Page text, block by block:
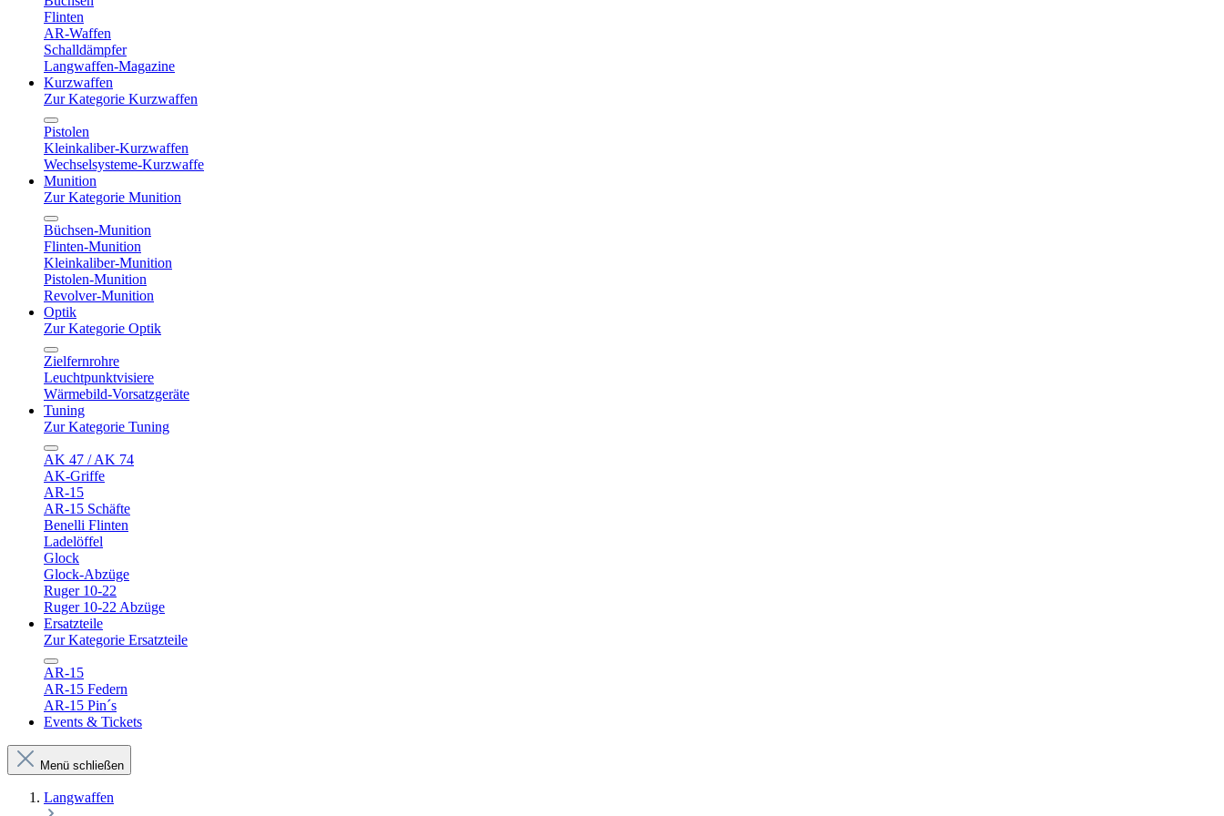
Flinten
AR-Waffen
Schalldämpfer
Langwaffen-Magazine
Kurzwaffen
Zur Kategorie Kurzwaffen
Pistolen
Kleinkaliber-Kurzwaffen
Wechselsysteme-Kurzwaffe
Munition
Zur Kategorie Munition
Büchsen-Munition
Flinten-Munition
Kleinkaliber-Munition
Pistolen-Munition
Revolver-Munition
Optik
Zur Kategorie Optik
Zielfernrohre
Leuchtpunktvisiere
Wärmebild-Vorsatzgeräte
Tuning
Zur Kategorie Tuning
AK 47 / AK 74
AK-Griffe
AR-15
AR-15 Schäfte
Benelli Flinten
Ladelöffel
Glock
Glock-Abzüge
Ruger 10-22
Ruger 10-22 Abzüge
Ersatzteile
Zur Kategorie Ersatzteile
AR-15
AR-15 Federn
AR-15 Pin´s
Events & Tickets
Menü schließen
Langwaffen